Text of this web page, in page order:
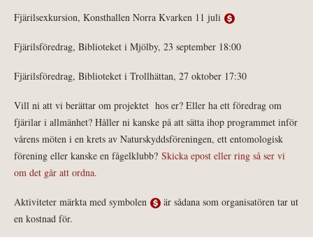
Fjärilsexkursion, Konsthallen Norra Kvarken 11 juli
Fjärilsföredrag, Biblioteket i Mjölby, 23 september 18:00
Fjärilsföredrag, Biblioteket i Trollhättan, 27 oktober 17:30
Vill ni att vi berättar om projektet hos er? Eller ha ett föredrag om
fjärilar i allmänhet? Håller ni kanske på att sätta ihop programmet inför
vårens möten i en krets av Naturskyddsföreningen, ett entomologisk
förening eller kanske en fågelklubb? Skicka epost eller ring så ser vi
om det går att ordna.
Aktiviteter märkta med symbolen
är sådana som organisatören tar ut
en kostnad för.